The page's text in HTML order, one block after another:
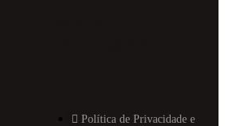
Política de Privacidade e